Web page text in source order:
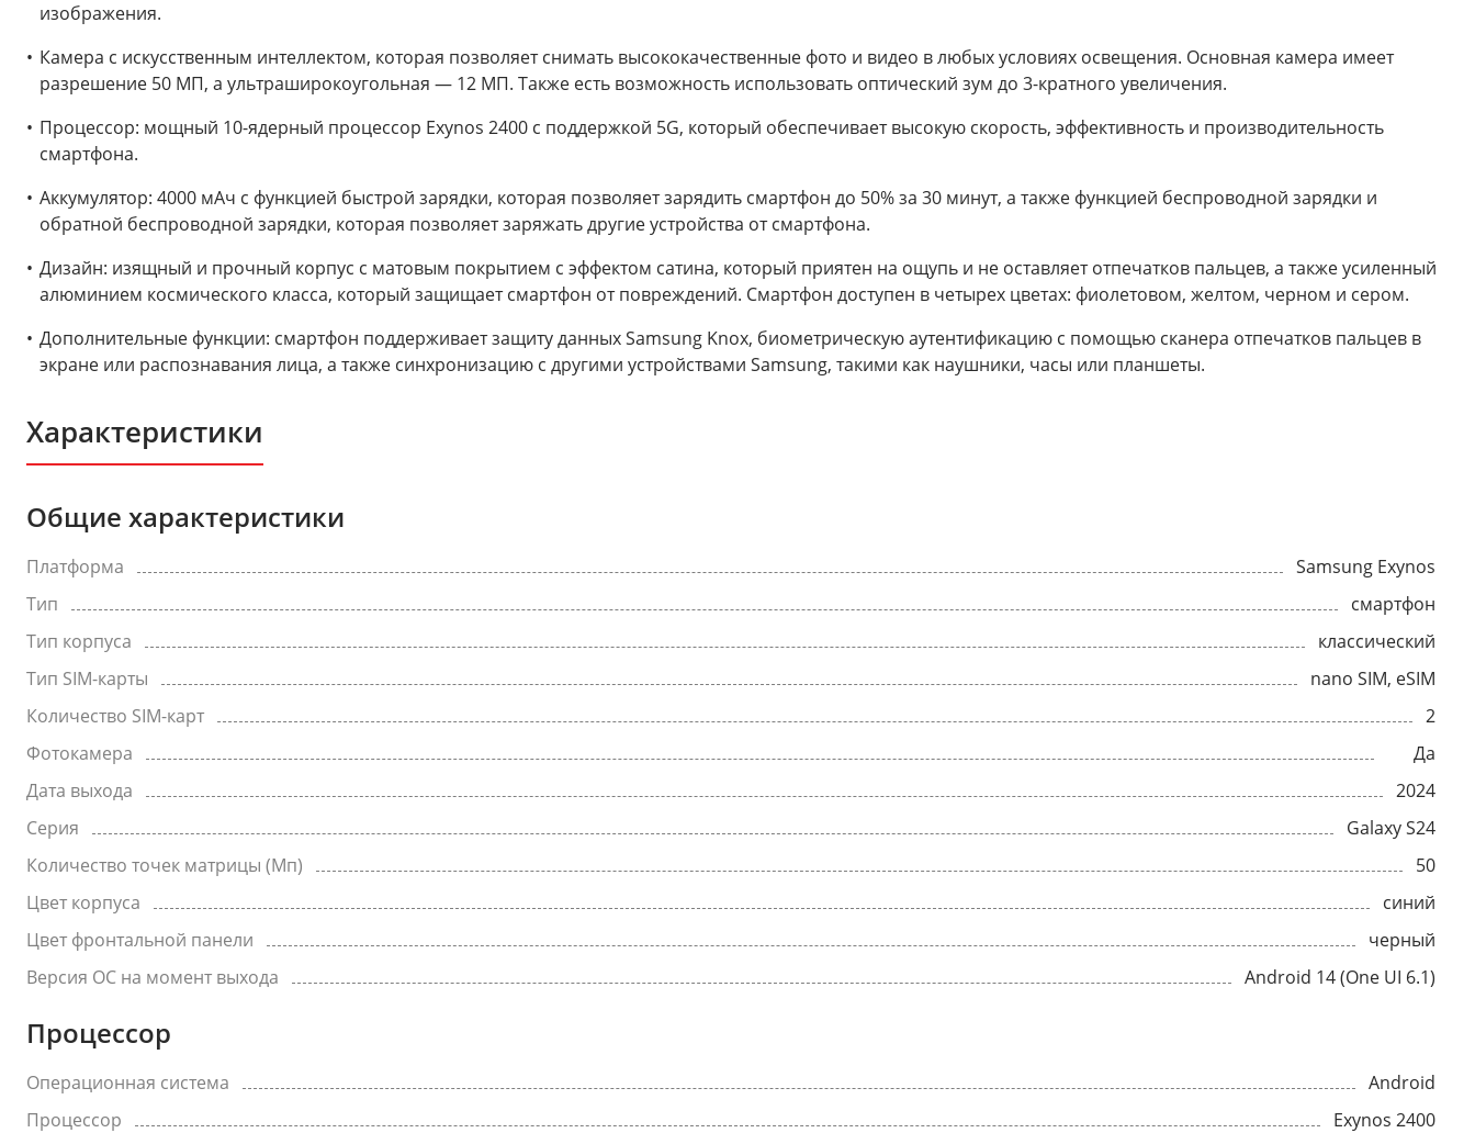
изображения.
Камера с искусственным интеллектом, которая позволяет снимать высококачественные фото и видео в любых условиях освещения. Основная камера имеет
разрешение 50 МП, а ультраширокоугольная — 12 МП. Также есть возможность использовать оптический зум до 3-кратного увеличения.
Процессор: мощный 10-ядерный процессор Exynos 2400 с поддержкой 5G, который обеспечивает высокую скорость, эффективность и производительность
смартфона.
Аккумулятор: 4000 мАч с функцией быстрой зарядки, которая позволяет зарядить смартфон до 50% за 30 минут, а также функцией беспроводной зарядки и
обратной беспроводной зарядки, которая позволяет заряжать другие устройства от смартфона.
Дизайн: изящный и прочный корпус с матовым покрытием с эффектом сатина, который приятен на ощупь и не оставляет отпечатков пальцев, а также усиленный
алюминием космического класса, который защищает смартфон от повреждений. Смартфон доступен в четырех цветах: фиолетовом, желтом, черном и сером.
Дополнительные функции: смартфон поддерживает защиту данных Samsung Knox, биометрическую аутентификацию с помощью сканера отпечатков пальцев в
экране или распознавания лица, а также синхронизацию с другими устройствами Samsung, такими как наушники, часы или планшеты.
Характеристики
Общие характеристики
Платформа
Samsung Exynos
Тип
смартфон
Тип корпуса
классический
Тип SIM-карты
nano SIM, eSIM
Количество SIM-карт
2
Фотокамера
Да
Дата выхода
2024
Серия
Galaxy S24
Количество точек матрицы (Мп)
50
Цвет корпуса
синий
Цвет фронтальной панели
черный
Версия ОС на момент выхода
Android 14 (One UI 6.1)
Процессор
Операционная система
Android
Процессор
Exynos 2400